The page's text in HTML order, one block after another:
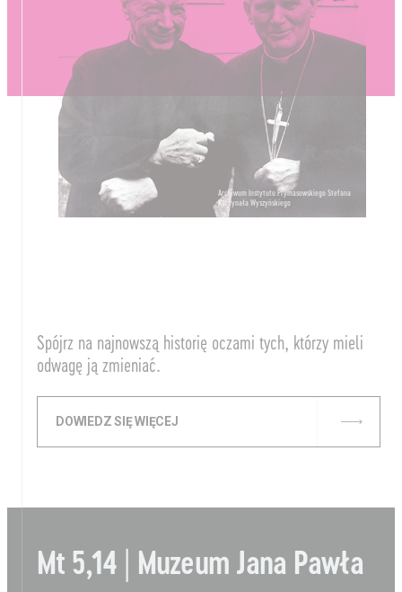
Spójrz na najnowszą historię oczami tych, którzy mieli
odwagę ją zmieniać.
DOWIEDZ SIĘ WIĘCEJ
Archiwum Instytutu Prymasowskiego Stefana
Kardynała Wyszyńskiego
Mt 5,14 | Muzeum Jana Pawła